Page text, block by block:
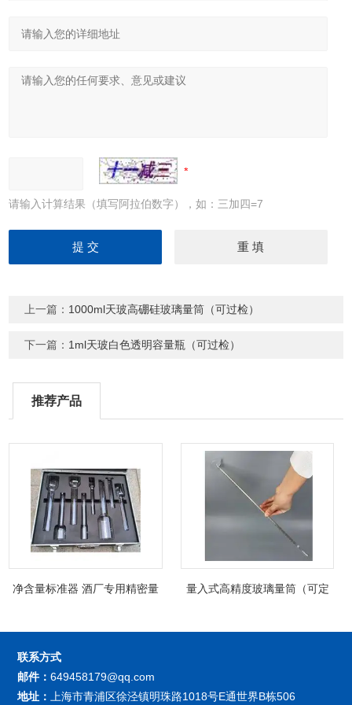
请输入计算结果（填写阿拉伯数字），如：三加四=7
上一篇： 1000ml天玻高硼硅玻璃量筒（可过检）
下一篇： 1ml天玻白色透明容量瓶（可过检）
推荐产品
净含量标准器 酒厂专用精密量
量入式高精度玻璃量筒（可定
联系方式
邮件：649458179@qq.com
地址：
上海市青浦区徐泾镇明珠路1018号E通世界B栋506